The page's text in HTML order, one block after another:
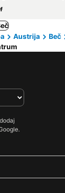
Austrija Beč